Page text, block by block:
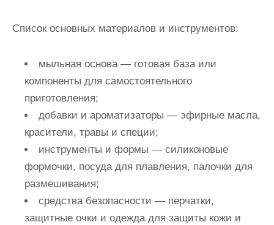
Список основных материалов и инструментов:
мыльная основа — готовая база или
компоненты для самостоятельного
приготовления;
добавки и ароматизаторы — эфирные масла,
красители, травы и специи;
инструменты и формы — силиконовые
формочки, посуда для плавления, палочки для
размешивания;
средства безопасности — перчатки,
защитные очки и одежда для защиты кожи и